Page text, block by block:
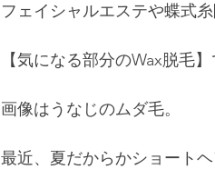
フェイシャルエステや蝶式
【気になる部分のWax脱毛】
画像はうなじのムダ毛。﻿
最近、夏だからかショート